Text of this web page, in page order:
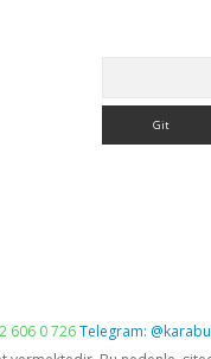
606 0 726Telegram: